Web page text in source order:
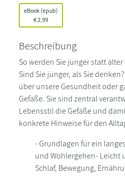
eBook (epub)
€2,99
Beschreibung
So werden Sie jünger statt älter
Sind Sie jünger, als Sie
über unsere Gesundheit oder
Gefäße. Sie sind zentral
Lebensstil die Gefäße und
konkrete Hinweise für den
- Grundlagen für ein
und Wohlergehen- Leicht
Schlaf, Bewegung,